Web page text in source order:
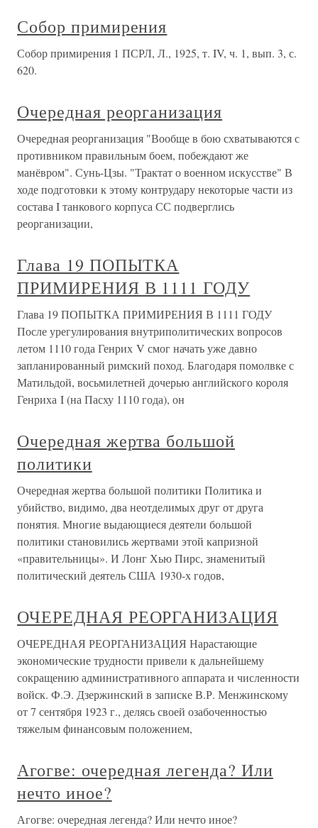
Собор примирения
Собор примирения 1 ПСРЛ, Л., 1925, т. IV, ч. 1, вып. 3, с.
620.
Очередная реорганизация
Очередная реорганизация "Вообще в бою схватываются с
противником правильным боем, побеждают же
манёвром". Сунь-Цзы. "Трактат о военном искусстве" В
ходе подготовки к этому контрудару некоторые части из
состава I танкового корпуса СС подверглись
реорганизации,
Глава 19 ПОПЫТКА
ПРИМИРЕНИЯ В 1111 ГОДУ
Глава 19 ПОПЫТКА ПРИМИРЕНИЯ В 1111 ГОДУ
После урегулирования внутриполитических вопросов
летом 1110 года Генрих V смог начать уже давно
запланированный римский поход. Благодаря помолвке с
Матильдой, восьмилетней дочерью английского короля
Генриха I (на Пасху 1110 года), он
Очередная жертва большой
политики
Очередная жертва большой политики Политика и
убийство, видимо, два неотделимых друг от друга
понятия. Многие выдающиеся деятели большой
политики становились жертвами этой капризной
«правительницы». И Лонг Хью Пирс, знаменитый
политический деятель США 1930-х годов,
ОЧЕРЕДНАЯ РЕОРГАНИЗАЦИЯ
ОЧЕРЕДНАЯ РЕОРГАНИЗАЦИЯ Нарастающие
экономические трудности привели к дальнейшему
сокращению административного аппарата и численности
войск. Ф.Э. Дзержинский в записке В.Р. Менжинскому
от 7 сентября 1923 г., делясь своей озабоченностью
тяжелым финансовым положением,
Агогве: очередная легенда? Или
нечто иное?
Агогве: очередная легенда? Или нечто иное?